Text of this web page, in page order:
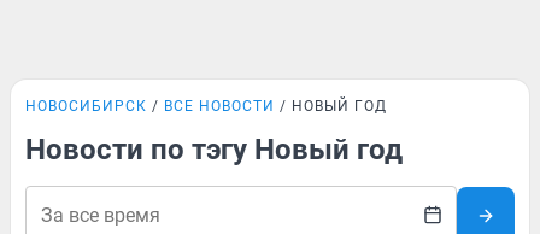
НОВОСИБИРСК ВСЕ НОВОСТИ НОВЫЙ ГОД
Новости по тэгу Новый год